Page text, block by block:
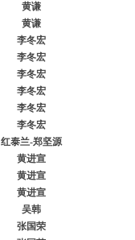
黄谦
黄谦
李冬宏
李冬宏
李冬宏
李冬宏
李冬宏
李冬宏
红泰兰-郑坚源
黄进宣
黄进宣
黄进宣
吴韩
张国荣